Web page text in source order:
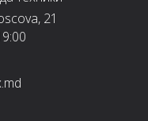
21